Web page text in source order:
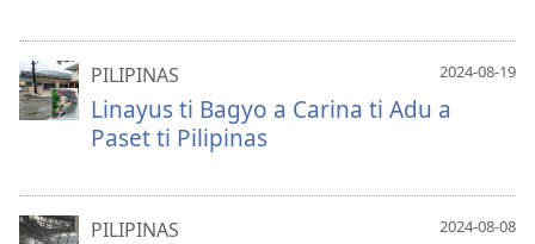
2024-08-19
PILIPINAS
Linayus ti Bagyo a Carina ti Adu a
Paset ti Pilipinas
2024-08-08
PILIPINAS